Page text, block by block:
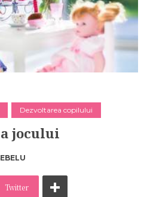
Dezvoltarea copilului
jocului
Twitter